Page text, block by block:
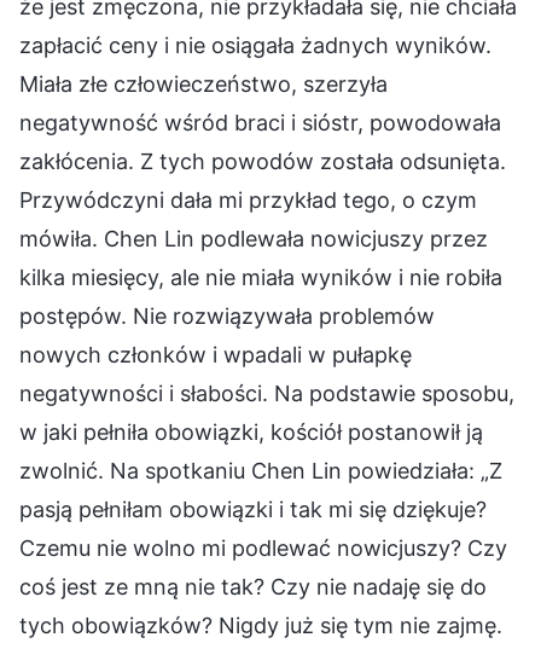
że jest zmęczona, nie przykładała się, nie chciała
zapłacić ceny i nie osiągała żadnych wyników.
Miała złe człowieczeństwo, szerzyła
negatywność wśród braci i sióstr, powodowała
zakłócenia. Z tych powodów została odsunięta.
Przywódczyni dała mi przykład tego, o czym
mówiła. Chen Lin podlewała nowicjuszy przez
kilka miesięcy, ale nie miała wyników i nie robiła
postępów. Nie rozwiązywała problemów
nowych członków i wpadali w pułapkę
negatywności i słabości. Na podstawie sposobu,
w jaki pełniła obowiązki, kościół postanowił ją
zwolnić. Na spotkaniu Chen Lin powiedziała: „Z
pasją pełniłam obowiązki i tak mi się dziękuje?
Czemu nie wolno mi podlewać nowicjuszy? Czy
coś jest ze mną nie tak? Czy nie nadaję się do
tych obowiązków? Nigdy już się tym nie zajmę.